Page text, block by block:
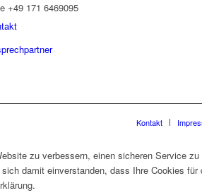
+49 171 6469095
Kontakt
zu verbessern, einen sicheren Service
damit einverstanden, dass Ihre Cookies